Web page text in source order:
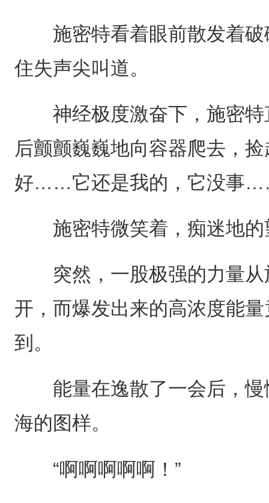
施密特看着眼前散发着破
住失声尖叫道。
神经极度激奋下，施密特
后颤颤巍巍地向容器爬去，
好……它还是我的，它没事
施密特微笑着，痴迷地的
突然，一股极强的力量从
开，而爆发出来的高浓度能
到。
能量在逸散了一会后，慢
海的图样。
“啊啊啊啊啊！”